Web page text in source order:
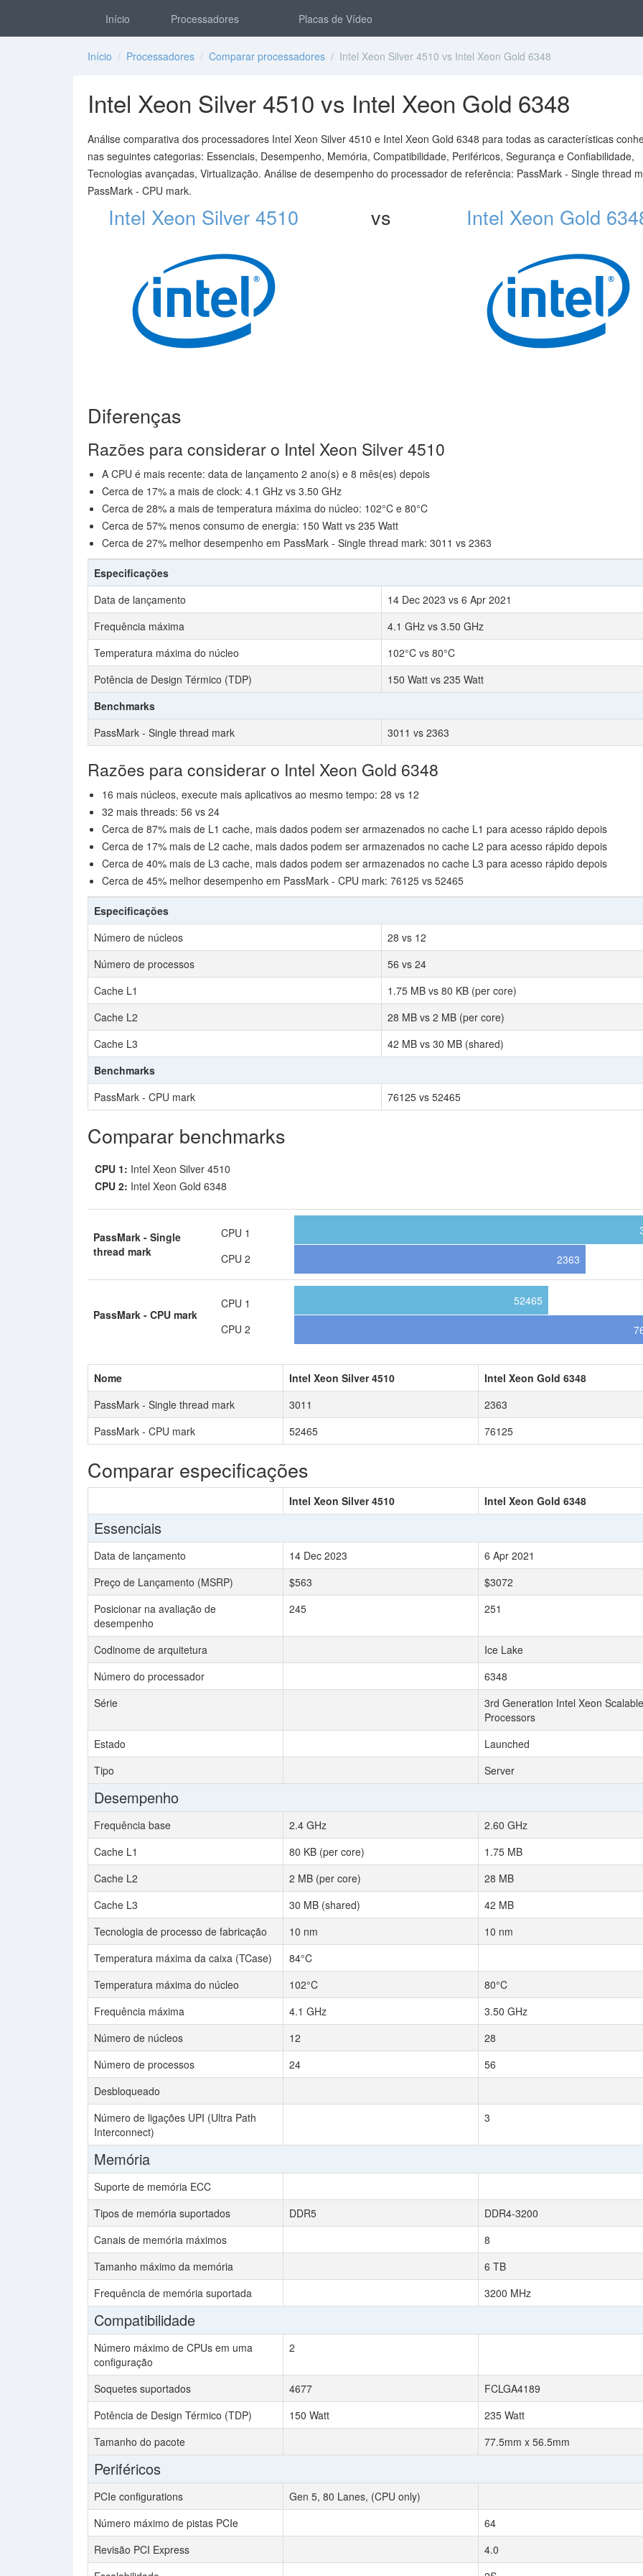
Início Processadores Placas de Vídeo
Início / Processadores / Comparar processadores / Intel Xeon Silver 4510 vs Intel Xeon Gold 6348
Intel Xeon Silver 4510 vs Intel Xeon Gold 6348
Análise comparativa dos processadores Intel Xeon Silver 4510 e Intel Xeon Gold 6348 para todas as características
nas seguintes categorias: Essenciais, Desempenho, Memória, Compatibilidade, Periféricos, Segurança e Confiabilidade,
Tecnologias avançadas, Virtualização. Análise de desempenho do processador de referência: PassMark - Single thread
PassMark - CPU mark.
Intel Xeon Silver 4510 vs Intel Xeon Gold
Diferenças
Razões para considerar o Intel Xeon Silver 4510
A CPU é mais recente: data de lançamento 2 ano(s) e 8 mês(es) depois
Cerca de 17% a mais de clock: 4.1 GHz vs 3.50 GHz
Cerca de 28% a mais de temperatura máxima do núcleo: 102°C e 80°C
Cerca de 57% menos consumo de energia: 150 Watt vs 235 Watt
Cerca de 27% melhor desempenho em PassMark - Single thread mark: 3011 vs 2363
Especificações
Data de lançamento
14 Dec 2023 vs 6 Apr 2021
Frequência máxima
4.1 GHz vs 3.50 GHz
Temperatura máxima do núcleo
102°C vs 80°C
Potência de Design Térmico (TDP)
150 Watt vs 235 Watt
Benchmarks
PassMark - Single thread mark
3011 vs 2363
Razões para considerar o Intel Xeon Gold 6348
16 mais núcleos, execute mais aplicativos ao mesmo tempo: 28 vs 12
32 mais threads: 56 vs 24
Cerca de 87% mais de L1 cache, mais dados podem ser armazenados no cache L1 para acesso rápido depois
Cerca de 17% mais de L2 cache, mais dados podem ser armazenados no cache L2 para acesso rápido depois
Cerca de 40% mais de L3 cache, mais dados podem ser armazenados no cache L3 para acesso rápido depois
Cerca de 45% melhor desempenho em PassMark - CPU mark: 76125 vs 52465
Especificações
Número de núcleos
28 vs 12
Número de processos
56 vs 24
Cache L1
1.75 MB vs 80 KB (per core)
Cache L2
28 MB vs 2 MB (per core)
Cache L3
42 MB vs 30 MB (shared)
Benchmarks
PassMark - CPU mark
76125 vs 52465
Comparar benchmarks
CPU 1: Intel Xeon Silver 4510
CPU 2: Intel Xeon Gold 6348
PassMark - Single
thread mark
CPU 1
CPU 2
2363
PassMark - CPU mark
CPU 1
CPU 2
52465
Nome Intel Xeon Silver 4510
Intel Xeon Gold 6348
PassMark - Single thread mark
3011
2363
PassMark - CPU mark
52465 76125
Comparar especificações
Intel Xeon Silver 4510 Intel Xeon Gold 6348
Essenciais
Data de lançamento 14 Dec 2023
6 Apr 2021
Preço de Lançamento (MSRP)
$563
$3072
Posicionar na avaliação de
desempenho
245 251
Codinome de arquitetura
Ice Lake
Número do processador
6348
Série
3rd Generation Intel Xeon Scalable
Processors
Estado
Launched
Tipo
Server
Desempenho
Frequência base 2.4 GHz
2.60 GHz
Cache L1
80 KB (per core)
1.75 MB
Cache L2
2 MB (per core)
28 MB
Cache L3
30 MB (shared)
42 MB
Tecnologia de processo de fabricação
10 nm
10 nm
Temperatura máxima da caixa (TCase)
84°C
Temperatura máxima do núcleo
102°C
80°C
Frequência máxima
4.1 GHz
3.50 GHz
Número de núcleos
12
28
Número de processos
24
56
Desbloqueado
Número de ligações UPI (Ultra Path
Interconnect)
3
Memória
Suporte de memória ECC
Tipos de memória suportados
DDR5
DDR4-3200
Canais de memória máximos
8
Tamanho máximo da memória
6 TB
Frequência de memória suportada
3200 MHz
Compatibilidade
Número máximo de CPUs em uma
configuração
2
Soquetes suportados 4677
FCLGA4189
Potência de Design Térmico (TDP)
150 Watt
235 Watt
Tamanho do pacote
77.5mm x 56.5mm
Periféricos
PCIe configurations
Gen 5, 80 Lanes, (CPU only)
Número máximo de pistas PCIe
64
Revisão PCI Express
4.0